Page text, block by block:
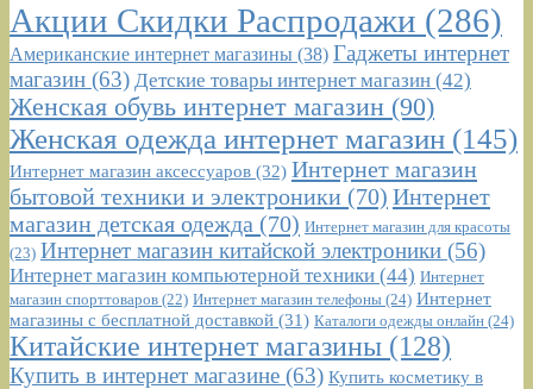
Акции Скидки Распродажи (286)
Американские интернет магазины (38) Гаджеты интернет
магазин (63) Детские товары интернет магазин (42)
Женская обувь интернет магазин (90)
Женская одежда интернет магазин (145)
Интернет магазин аксессуаров (32) Интернет магазин
бытовой техники и электроники (70) Интернет
магазин детская одежда (70) Интернет магазин для красоты
(23) Интернет магазин китайской электроники (56)
Интернет магазин компьютерной техники (44) Интернет
магазин спорттоваров (22) Интернет магазин телефоны (24) Интернет
магазины с бесплатной доставкой (31) Каталоги одежды онлайн (24)
Китайские интернет магазины (128)
Купить в интернет магазине (63) Купить косметику в